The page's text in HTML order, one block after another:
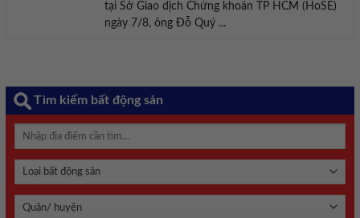
tại Sở Giao dịch Chứng khoán TP HCM (HoSE)
ngày 7/8, ông Đỗ Quý ...
Tìm kiếm bất động sản